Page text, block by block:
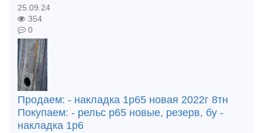
25.09.24
354
0
Продаем: - накладка 1р65 новая 2022г 8тн
Покупаем: - рельс р65 новые, резерв, бу -
накладка 1р6